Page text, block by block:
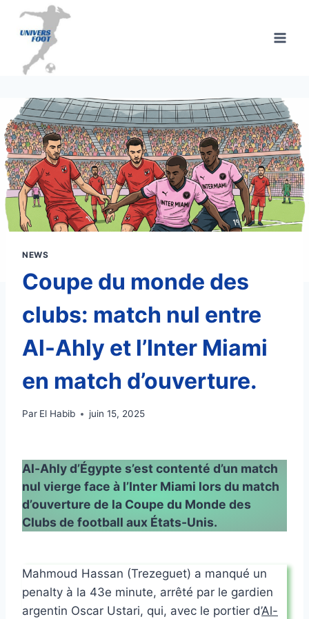
Aller
contenu
NEWS
Coupe du monde des
clubs: match nul entre
Al-Ahly et l’Inter Miami
en match d’ouverture.
Par El Habib juin 15, 2025
Al-Ahly d’Égypte s’est contenté d’un match
nul vierge face à l’Inter Miami lors du match
d’ouverture de la Coupe du Monde des
Clubsde football aux États-Unis.
Mahmoud Hassan (Trezeguet) a manqué un
penalty à la 43e minute, arrêté par le gardien
argentin Oscar Ustari, qui, avec le portier d’Al-